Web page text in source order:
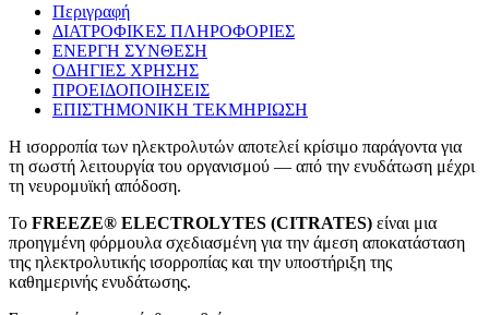
Περιγραφή
ΔΙΑΤΡΟΦΙΚΕΣ ΠΛΗΡΟΦΟΡΙΕΣ
ΕΝΕΡΓΗ ΣΥΝΘΕΣΗ
ΟΔΗΓΙΕΣ ΧΡΗΣΗΣ
ΠΡΟΕΙΔΟΠΟΙΗΣΕΙΣ
ΕΠΙΣΤΗΜΟΝΙΚΗ ΤΕΚΜΗΡΙΩΣΗ
Η ισορροπία των ηλεκτρολυτών αποτελεί κρίσιμο παράγοντα για
τη σωστή λειτουργία του οργανισμού — από την ενυδάτωση μέχρι
τη νευρομυϊκή απόδοση.
Το FREEZE® ELECTROLYTES (CITRATES) είναι μια
προηγμένη φόρμουλα σχεδιασμένη για την άμεση αποκατάσταση
της ηλεκτρολυτικής ισορροπίας και την υποστήριξη της
καθημερινής ενυδάτωσης.